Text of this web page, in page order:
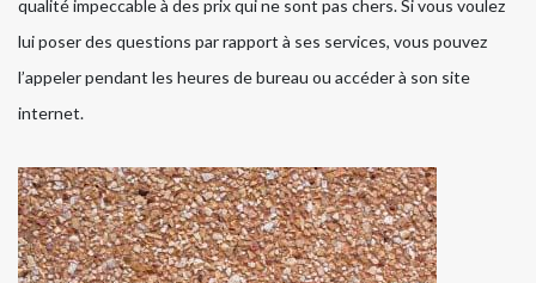
qualité impeccable à des prix qui ne sont pas chers. Si vous voulez
lui poser des questions par rapport à ses services, vous pouvez
l’appeler pendant les heures de bureau ou accéder à son site
internet.